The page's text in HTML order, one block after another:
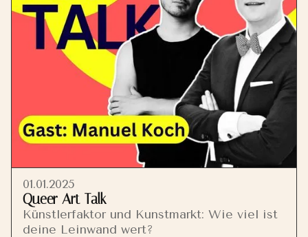
01.01.2025
Queer Art Talk
Künstlerfaktor und Kunstmarkt: Wie viel ist
deine Leinwand wert?